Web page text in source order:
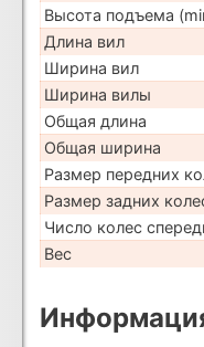
Высота подъема
Длина вил
Ширина вил
Ширина вилы
Общая длина
Общая ширина
Размер передних
Размер задних
Число колес
Вес